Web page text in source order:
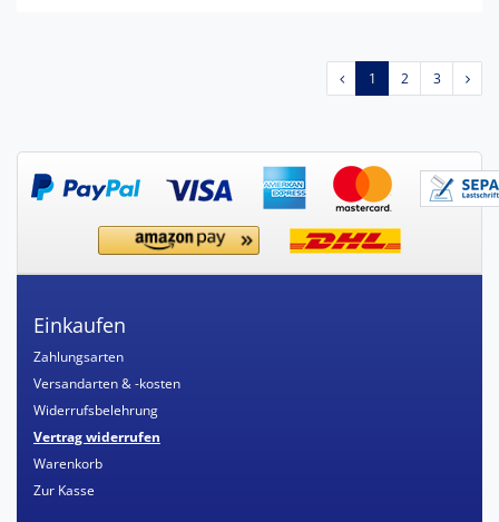
1 2 3
Einkaufen
Zahlungsarten
Versandarten & -kosten
Widerrufsbelehrung
Vertrag widerrufen
Warenkorb
Zur Kasse